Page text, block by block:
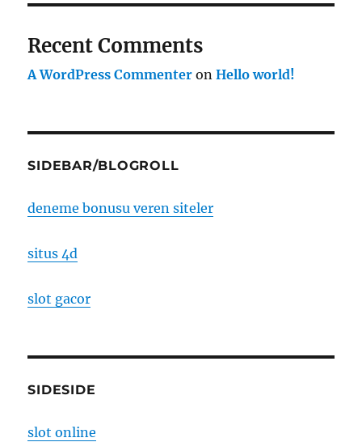
Recent Comments
A WordPress Commenter onHello world!
SIDEBAR/BLOGROLL
deneme bonusu veren siteler
situs 4d
slot gacor
SIDESIDE
slot online